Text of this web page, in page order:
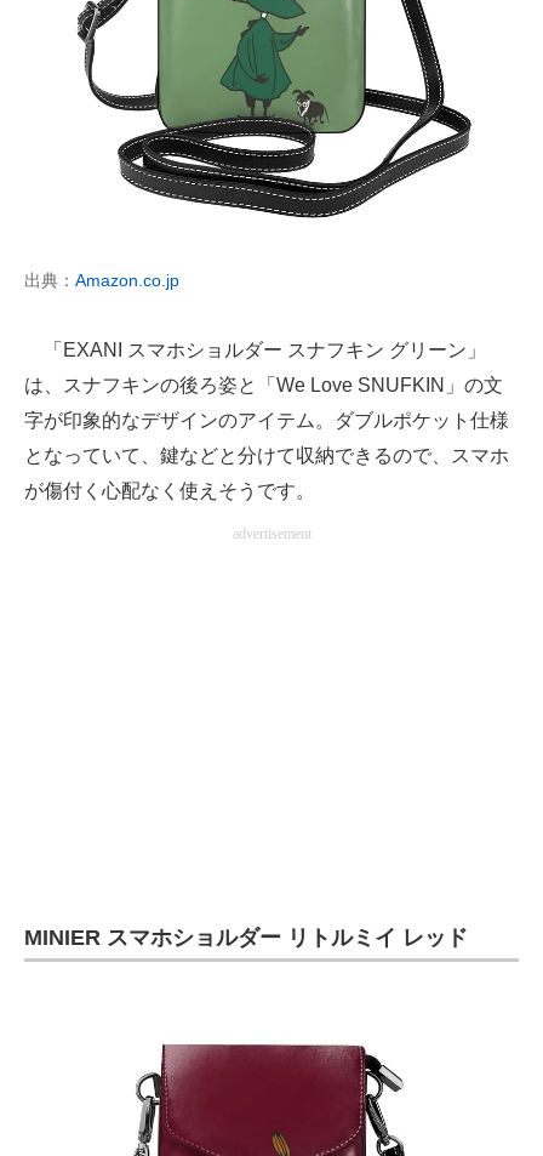
出典： Amazon.co.jp
「EXANI スマホショルダー スナフキン グリーン」
は、スナフキンの後ろ姿と「We Love SNUFKIN」の文
字が印象的なデザインのアイテム。ダブルポケット仕様
となっていて、鍵などと分けて収納できるので、スマホ
が傷付く心配なく使えそうです。
advertisement
MINIER スマホショルダー リトルミイ レッド